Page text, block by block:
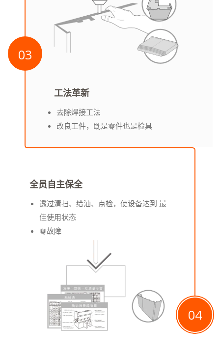
03
工法革新
去除焊接工法
改良工件，既是零件也是检具
04
全员自主保全
透过清扫、给油、点检，使设备达到 最
佳使用状态
零故障